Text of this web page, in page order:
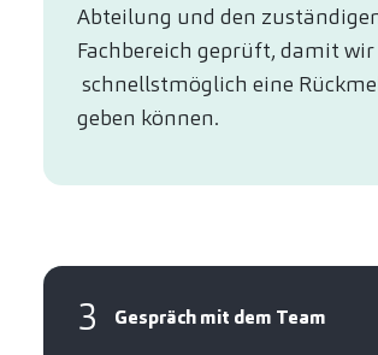
Abteilung und den
Fachbereich geprüft, damit
schnellstmöglich eine
geben können.
3 Gespräch mit dem Team